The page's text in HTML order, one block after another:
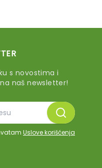
s novostima i
naš newsletter!
Uslove korišćenja